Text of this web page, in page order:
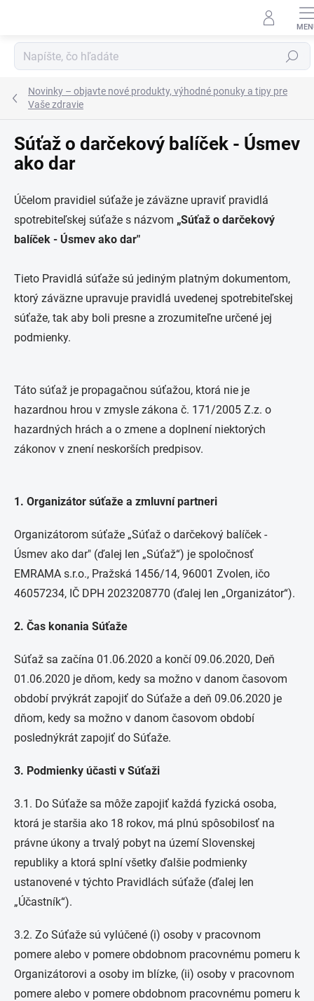
Hľadať
Novinky – objavte nové produkty, výhodné ponuky a tipy pre
Vaše zdravie
Súťaž o darčekový balíček - Úsmev
ako dar
Účelom pravidiel súťaže je záväzne upraviť pravidlá
spotrebiteľskej súťaže s názvom „Súťaž o darčekový
balíček - Úsmev ako dar"
Tieto Pravidlá súťaže sú jediným platným dokumentom,
ktorý záväzne upravuje pravidlá uvedenej spotrebiteľskej
súťaže, tak aby boli presne a zrozumiteľne určené jej
podmienky.
Táto súťaž je propagačnou súťažou, ktorá nie je
hazardnou hrou v zmysle zákona č. 171/2005 Z.z. o
hazardných hrách a o zmene a doplnení niektorých
zákonov v znení neskorších predpisov.
1. Organizátor súťaže a zmluvní partneri
Organizátorom súťaže „Súťaž o darčekový balíček -
Úsmev ako dar" (ďalej len „Súťaž“) je spoločnosť
EMRAMA s.r.o., Pražská 1456/14, 96001 Zvolen, ičo
46057234, IČ DPH 2023208770 (ďalej len „Organizátor“).
2. Čas konania Súťaže
Súťaž sa začína 01.06.2020 a končí 09.06.2020, Deň
01.06.2020 je dňom, kedy sa možno v danom časovom
období prvýkrát zapojiť do Súťaže a deň 09.06.2020 je
dňom, kedy sa možno v danom časovom období
poslednýkrát zapojiť do Súťaže.
3. Podmienky účasti v Súťaži
3.1. Do Súťaže sa môže zapojiť každá fyzická osoba,
ktorá je staršia ako 18 rokov, má plnú spôsobilosť na
právne úkony a trvalý pobyt na území Slovenskej
republiky a ktorá splní všetky ďalšie podmienky
ustanovené v týchto Pravidlách súťaže (ďalej len
„Účastník“).
3.2. Zo Súťaže sú vylúčené (i) osoby v pracovnom
pomere alebo v pomere obdobnom pracovnému pomeru k
Organizátorovi a osoby im blízke, (ii) osoby v pracovnom
pomere alebo v pomere obdobnom pracovnému pomeru k